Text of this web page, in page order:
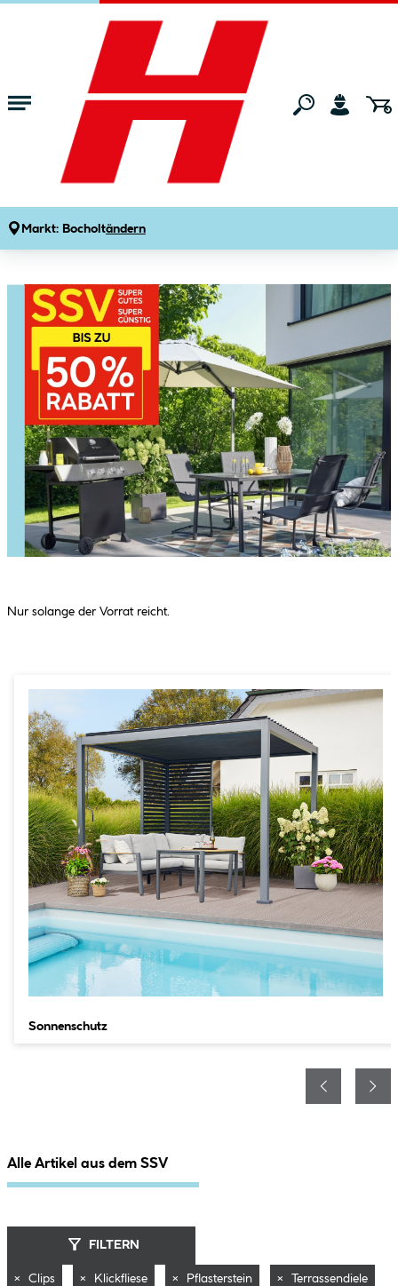
Zum Hauptinhalt springen
Markt: Bocholtändern
Aktionen
Großer SSV bei HELLWEG
Nur solange der Vorrat reicht.
Sonnenschutz
Alle Artikel aus dem SSV
FILTERN
Clips
× Klickfliese
× Pflasterstein
× Terrassendiele
×